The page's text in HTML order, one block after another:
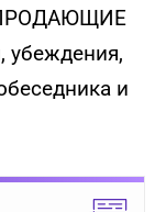
ПРОДАЮЩИЕ
и